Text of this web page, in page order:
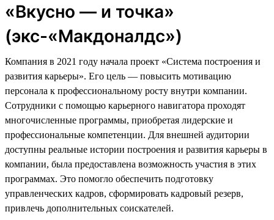
«Вкусно — и точка»
(экс-«Макдоналдс»)
Компания в 2021 году начала проект «Система построения и
развития карьеры». Его цель — повысить мотивацию
персонала к профессиональному росту внутри компании.
Сотрудники с помощью карьерного навигатора проходят
многочисленные программы, приобретая лидерские и
профессиональные компетенции. Для внешней аудитории
доступны реальные истории построения и развития карьеры в
компании, была предоставлена возможность участия в этих
программах. Это помогло обеспечить подготовку
управленческих кадров, сформировать кадровый резерв,
привлечь дополнительных соискателей.